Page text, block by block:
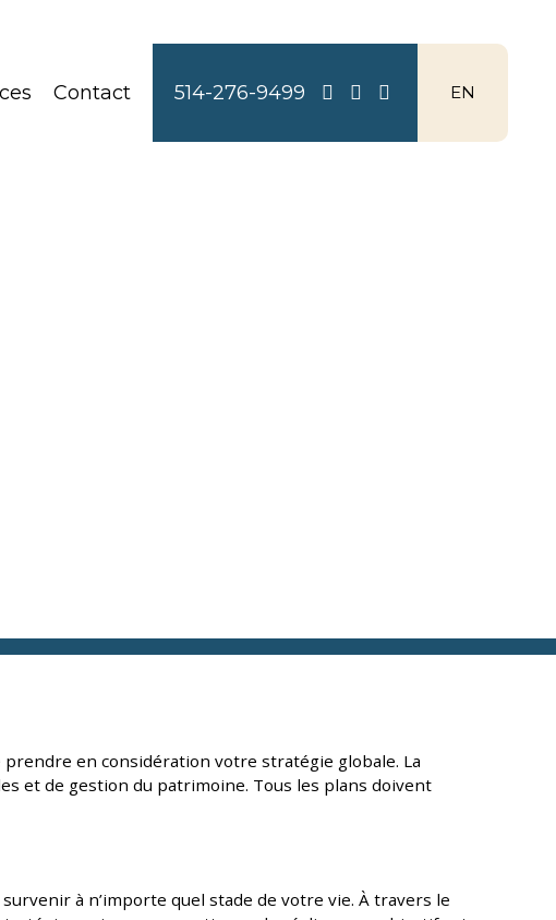
Contact 514-276-9499 EN
en considération votre stratégie globale. La
et de gestion du patrimoine. Tous les plans doivent
à n’importe quel stade de votre vie. À travers le